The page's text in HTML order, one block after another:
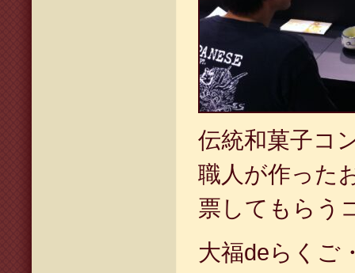
伝統和菓子コ
職人が作った
票してもらう
大福deらくご